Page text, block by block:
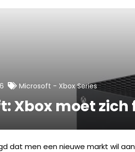
Microsoft - Xbox Series
Xbox moet
dat men een nieuwe markt wil